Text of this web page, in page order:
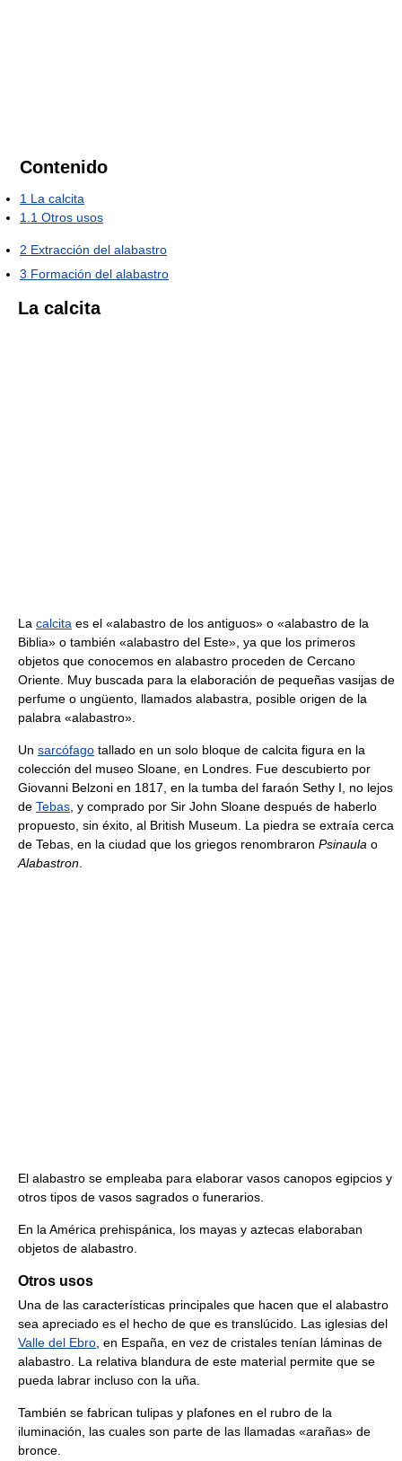
Contenido
1 La calcita
1.1 Otros usos
2 Extracción del alabastro
3 Formación del alabastro
La calcita
La calcita es el «alabastro de los antiguos» o «alabastro de la
Biblia» o también «alabastro del Este», ya que los primeros
objetos que conocemos en alabastro proceden de Cercano
Oriente. Muy buscada para la elaboración de pequeñas vasijas de
perfume o ungüento, llamados alabastra, posible origen de la
palabra «alabastro».
Un sarcófago tallado en un solo bloque de calcita figura en la
colección del museo Sloane, en Londres. Fue descubierto por
Giovanni Belzoni en 1817, en la tumba del faraón Sethy I, no lejos
de Tebas, y comprado por Sir John Sloane después de haberlo
propuesto, sin éxito, al British Museum. La piedra se extraía cerca
de Tebas, en la ciudad que los griegos renombraron Psinaula o
Alabastron.
El alabastro se empleaba para elaborar vasos canopos egipcios y
otros tipos de vasos sagrados o funerarios.
En la América prehispánica, los mayas y aztecas elaboraban
objetos de alabastro.
Otros usos
Una de las características principales que hacen que el alabastro
sea apreciado es el hecho de que es translúcido. Las iglesias del
Valle del Ebro, en España, en vez de cristales tenían láminas de
alabastro. La relativa blandura de este material permite que se
pueda labrar incluso con la uña.
También se fabrican tulipas y plafones en el rubro de la
iluminación, las cuales son parte de las llamadas «arañas» de
bronce.